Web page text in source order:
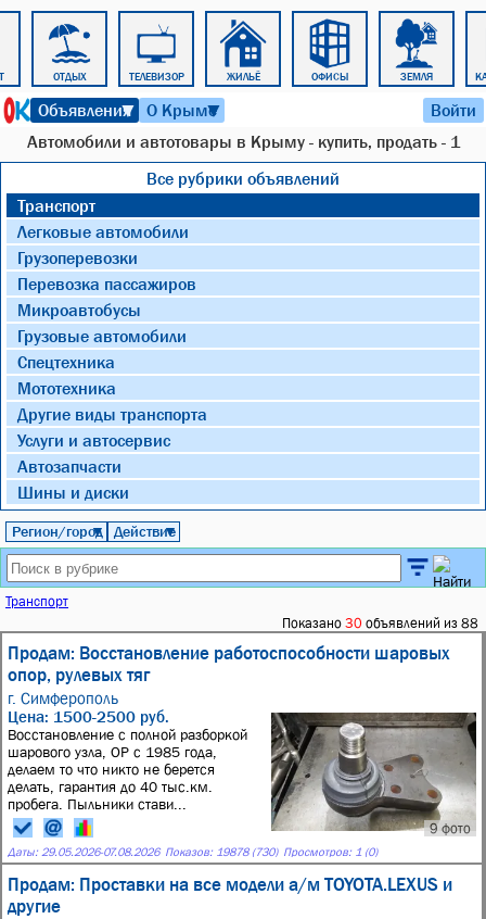
ОТДЫХ ТЕЛЕВИЗОР ЖИЛЬЁ ОФИСЫ ЗЕМЛЯ
Объявления
▼ О Крыме
▼ Войти
Автомобили и автотовары в Крыму - купить, продать - 1
Все рубрики объявлений
Транспорт
Легковые автомобили
Грузоперевозки
Перевозка пассажиров
Микроавтобусы
Грузовые автомобили
Спецтехника
Мототехника
Другие виды транспорта
Услуги и автосервис
Автозапчасти
Шины и диски
Регион/город
▼ Действие
▼
Транспорт
Показано 30 объявлений из 88
Продам: Восстановление работоспособности шаровых
опор, рулевых тяг
г. Симферополь
9 фото
Цена: 1500-2500 руб.
Восстановление с полной разборкой
шарового узла, ОР с 1985 года,
делаем то что никто не берется
делать, гарантия до 40 тыс.км.
пробега. Пыльники стави...
Даты: 29.05.2026-07.08.2026 Показов: 19878 (730) Просмотров: 1 (0)
Продам: Проставки на все модели а/м TOYOTA.LEXUS и
другие